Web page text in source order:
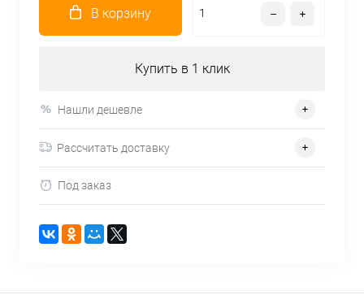
В корзину
Купить в 1 клик
Нашли дешевле
Рассчитать доставку
Под заказ